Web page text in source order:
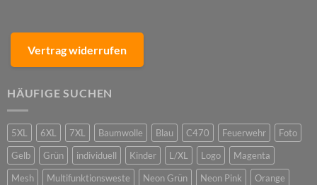
Vertrag widerrufen
HÄUFIGE SUCHEN
5XL 6XL 7XL Baumwolle Blau C470 Feuerwehr
Foto
Gelb
Grün individuell Kinder L/XL Logo
Magenta
Mesh
Multifunktionsweste Neon Grün Neon Pink
Orange